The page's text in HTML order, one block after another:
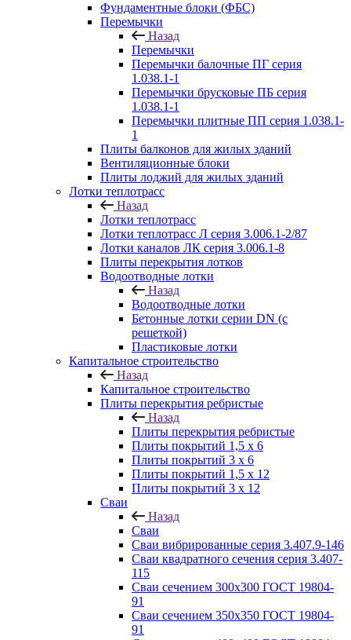
Фундаментные блоки (ФБС)
Перемычки
Назад
Перемычки
Перемычки балочные ПГ серия
1.038.1-1
Перемычки брусковые ПБ серия
1.038.1-1
Перемычки плитные ПП серия 1.038.1-
1
Плиты балконов для жилых зданий
Вентиляционные блоки
Плиты лоджий для жилых зданий
Лотки теплотрасс
Назад
Лотки теплотрасс
Лотки теплотрасс Л серия 3.006.1-2/87
Лотки каналов ЛК серия 3.006.1-8
Плиты перекрытия лотков
Водоотводные лотки
Назад
Водоотводные лотки
Бетонные лотки серии DN (с
решеткой)
Пластиковые лотки
Капитальное строительство
Назад
Капитальное строительство
Плиты перекрытия ребристые
Назад
Плиты перекрытия ребристые
Плиты покрытий 1,5 x 6
Плиты покрытий 3 x 6
Плиты покрытий 1,5 x 12
Плиты покрытий 3 x 12
Сваи
Назад
Сваи
Сваи вибрированные серия 3.407.9-146
Сваи квадратного сечения серия 3.407-
115
Сваи сечением 300х300 ГОСТ 19804-
91
Сваи сечением 350х350 ГОСТ 19804-
91